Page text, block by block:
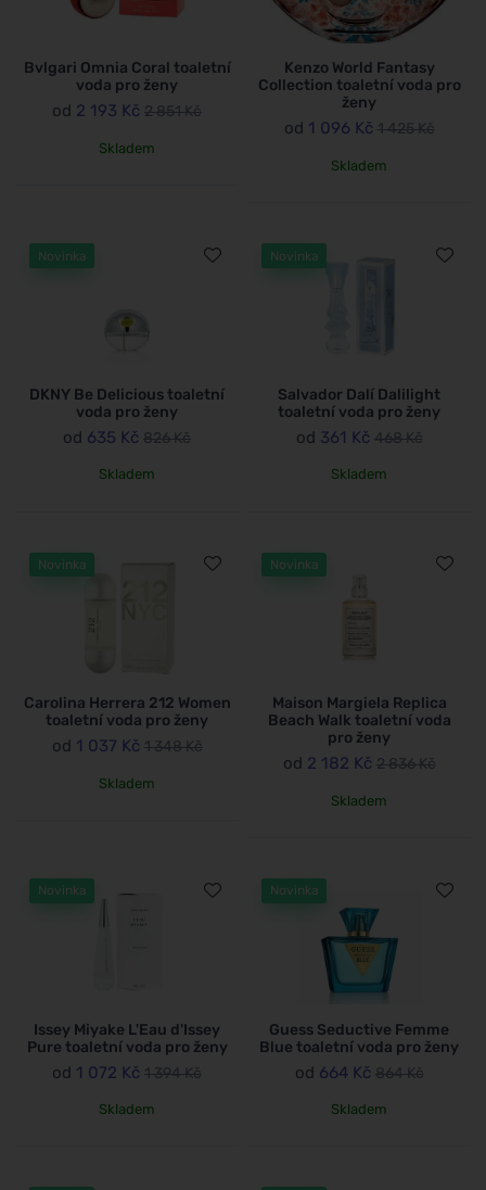
Bvlgari Omnia Coral toaletní
voda pro ženy
od 2 193 Kč 2 851 Kč
Skladem
Kenzo World Fantasy
Collection toaletní voda pro
ženy
od 1 096 Kč 1 425 Kč
Skladem
Novinka
DKNY Be Delicious toaletní
voda pro ženy
od 635 Kč 826 Kč
Skladem
Novinka
Salvador Dalí Dalilight
toaletní voda pro ženy
od 361 Kč 468 Kč
Skladem
Novinka
Carolina Herrera 212 Women
toaletní voda pro ženy
od 1 037 Kč 1 348 Kč
Skladem
Novinka
Maison Margiela Replica
Beach Walk toaletní voda
pro ženy
od 2 182 Kč 2 836 Kč
Skladem
Novinka
Issey Miyake L'Eau d'Issey
Pure toaletní voda pro ženy
od 1 072 Kč 1 394 Kč
Skladem
Novinka
Guess Seductive Femme
Blue toaletní voda pro ženy
od 664 Kč 864 Kč
Skladem